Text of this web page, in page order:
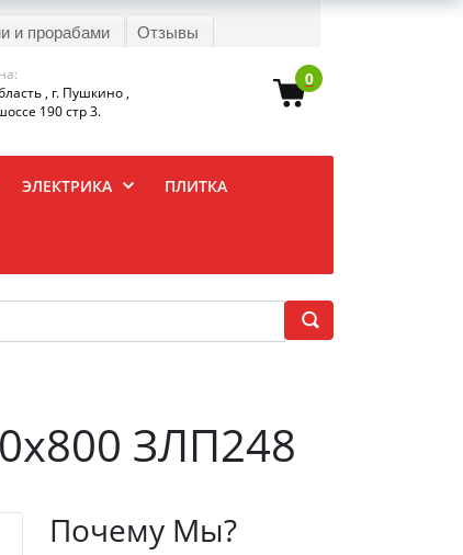
и прорабами Отзывы
0
, г. Пушкино ,
190 стр 3.
ЭЛЕКТРИКА ПЛИТКА
ЗЛП248
Почему Мы?